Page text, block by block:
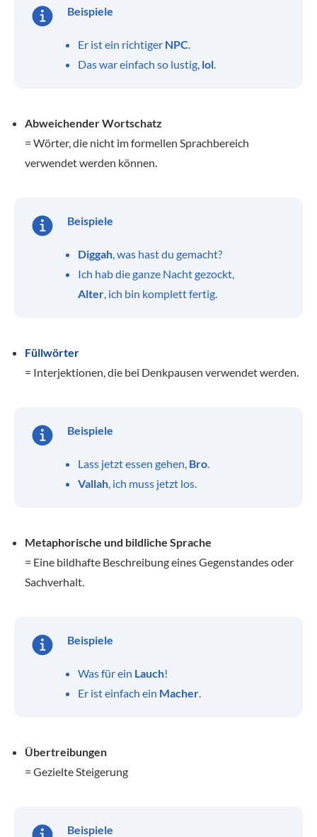
Beispiele
Er ist ein richtiger NPC.
Das war einfach so lustig, lol.
Abweichender Wortschatz
= Wörter, die nicht im formellen Sprachbereich
verwendet werden können.
Beispiele
Diggah, was hast du gemacht?
Ich hab die ganze Nacht gezockt,
Alter, ich bin komplett fertig.
Füllwörter
= Interjektionen, die bei Denkpausen verwendet werden.
Beispiele
Lass jetzt essen gehen, Bro.
Vallah, ich muss jetzt los.
Metaphorische und bildliche Sprache
= Eine bildhafte Beschreibung eines Gegenstandes oder
Sachverhalt.
Beispiele
Was für ein Lauch!
Er ist einfach ein Macher.
Übertreibungen
= Gezielte Steigerung
Beispiele